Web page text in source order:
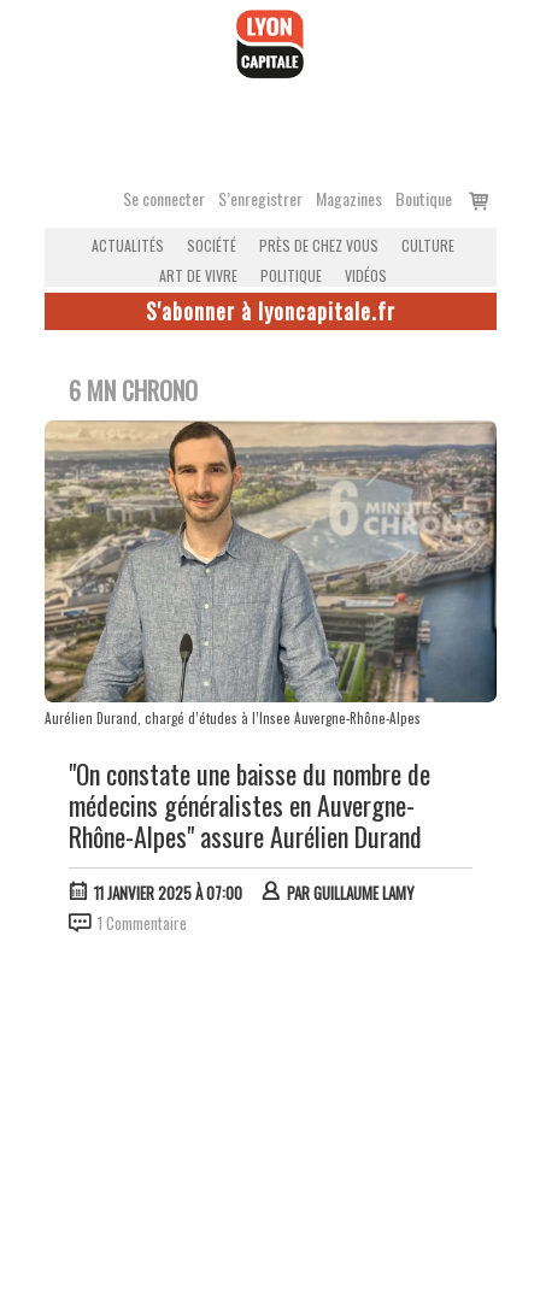
Se connecter S’enregistrer Magazines Boutique
Voir
ACTUALITÉS SOCIÉTÉ PRÈS DE CHEZ VOUS
CULTURE
ART DE VIVRE
POLITIQUE VIDÉOS
S'abonner à lyoncapitale.fr
6 MN CHRONO
Aurélien Durand, chargé d’études à l’Insee Auvergne-Rhône-Alpes
"On constate une baisse du nombre de
médecins généralistes en Auvergne-
Rhône-Alpes" assure Aurélien Durand
11 JANVIER 2025 À 07:00 PARGUILLAUME LAMY
1 Commentaire